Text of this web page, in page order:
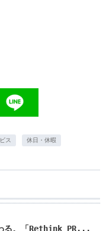
ス 休日・休暇
る。「Rethink PR...